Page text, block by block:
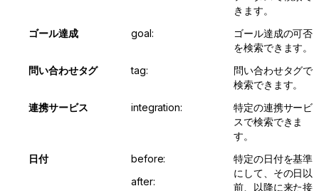
きます。
ゴール達成
goal:
ゴール達成の可否
を検索できます。
問い合わせタグ
tag:
問い合わせタグで
検索できます。
連携サービス
integration:
特定の連携サービ
スで検索できま
す。
日付
before:
after:
特定の日付を基準
にして、その日以
前、以降に来た接